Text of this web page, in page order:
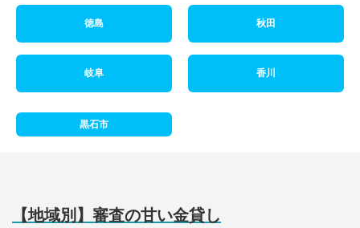
徳島 秋田
岐阜 香川
黒石市
【地域別】審査の甘い金貸し